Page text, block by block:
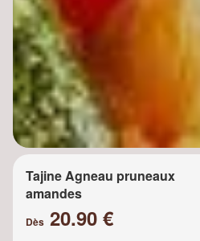
Tajine Agneau pruneaux
amandes
Dès 20.90 €